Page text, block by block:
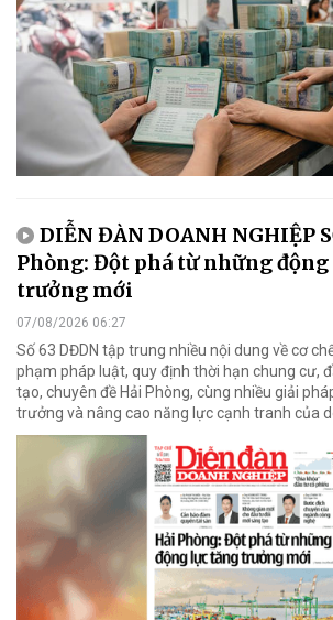
DIỄN ĐÀN DOANH NGHIỆP
Phòng: Đột phá từ những
trưởng mới
07/08/2026 06:27
Số 63 DĐDN tập trung nhiều nội dung về cơ
phạm pháp luật, quy định thời hạn chung cư,
tạo, chuyên đề Hải Phòng, cùng nhiều giải
trưởng và nâng cao năng lực cạnh tranh của